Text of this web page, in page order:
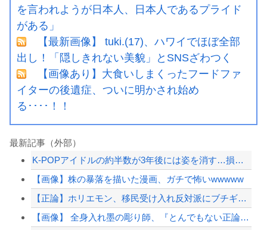
を言われようが日本人、日本人であるプライド
がある」
【最新画像】 tuki.(17)、ハワイでほぼ全部
出し！「隠しきれない美貌」とSNSざわつく
【画像あり】大食いしまくったフードファ
イターの後遺症、ついに明かされ始め
る････！！
最新記事（外部）
K-POPアイドルの約半数が3年後には姿を消す…損益分岐点突破は4％未満
【画像】株の暴落を描いた漫画、ガチで怖いwwwww
【正論】ホリエモン、移民受け入れ反対派にブチギレ→スタジオ誰も反論できず沈黙
【画像】 全身入れ墨の彫り師、『とんでもない正論』を吐いて30万再生されてしまう...